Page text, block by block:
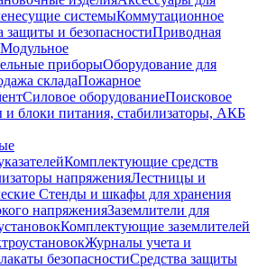
системыКоммутационное
защиты и безопасностиПриводная
Модульное
приборыОборудование для
складаПожарное
Силовое оборудованиеПоисковое
блоки питания, стабилизаторы, АКБ
Комплектующие средств
напряженияЛестницы и
Стенды и шкафы для хранения
напряженияЗаземлители для
Комплектующие заземлителей
Журналы учета и
безопасностиСредства защиты